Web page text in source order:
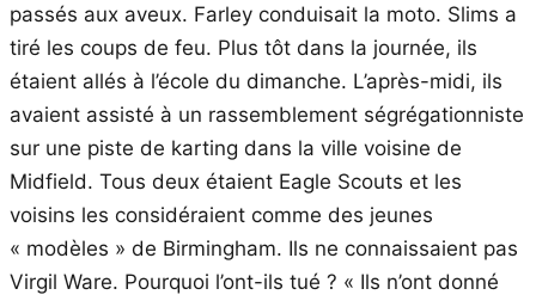
passés aux aveux. Farley conduisait la moto. Slims a
tiré les coups de feu. Plus tôt dans la journée, ils
étaient allés à l’école du dimanche. L’après-midi, ils
avaient assisté à un rassemblement ségrégationniste
sur une piste de karting dans la ville voisine de
Midfield. Tous deux étaient Eagle Scouts et les
voisins les considéraient comme des jeunes
« modèles » de Birmingham. Ils ne connaissaient pas
Virgil Ware. Pourquoi l’ont-ils tué ? « Ils n’ont donné